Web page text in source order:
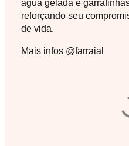
água gelada e
reforçando seu
de vida.
Mais infos @farraial